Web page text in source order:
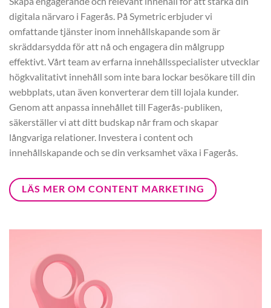
digitala närvaro i Fagerås. På Symetric erbjuder vi
omfattande tjänster inom innehållskapande som är
skräddarsydda för att nå och engagera din målgrupp
effektivt. Vårt team av erfarna innehållsspecialister utvecklar
högkvalitativt innehåll som inte bara lockar besökare till din
webbplats, utan även konverterar dem till lojala kunder.
Genom att anpassa innehållet till Fagerås-publiken,
säkerställer vi att ditt budskap når fram och skapar
långvariga relationer. Investera i content och
innehållskapande och se din verksamhet växa i Fagerås.
LÄS MER OM CONTENT MARKETING